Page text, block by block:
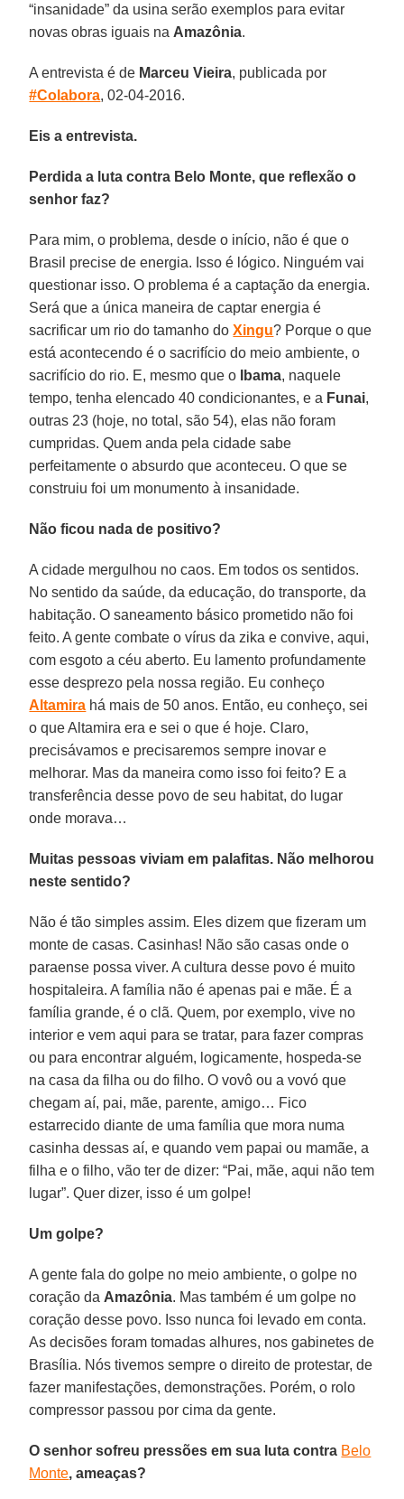
“insanidade” da usina serão exemplos para evitar
novas obras iguais na Amazônia.
A entrevista é de Marceu Vieira, publicada por
#Colabora, 02-04-2016.
Eis a entrevista.
Perdida a luta contra Belo Monte, que reflexão o
senhor faz?
Para mim, o problema, desde o início, não é que o
Brasil precise de energia. Isso é lógico. Ninguém vai
questionar isso. O problema é a captação da energia.
Será que a única maneira de captar energia é
sacrificar um rio do tamanho doXingu? Porque o que
está acontecendo é o sacrifício do meio ambiente, o
sacrifício do rio. E, mesmo que o
Ibama, naquele
tempo, tenha elencado 40 condicionantes, e a Funai,
outras 23 (hoje, no total, são 54), elas não foram
cumpridas. Quem anda pela cidade sabe
perfeitamente o absurdo que aconteceu. O que se
construiu foi um monumento à insanidade.
Não ficou nada de positivo?
A cidade mergulhou no caos. Em todos os sentidos.
No sentido da saúde, da educação, do transporte, da
habitação. O saneamento básico prometido não foi
feito. A gente combate o vírus da zika e convive, aqui,
com esgoto a céu aberto. Eu lamento profundamente
esse desprezo pela nossa região. Eu conheço
Altamira há mais de 50 anos. Então, eu conheço, sei
o que Altamira era e sei o que é hoje. Claro,
precisávamos e precisaremos sempre inovar e
melhorar. Mas da maneira como isso foi feito? E a
transferência desse povo de seu habitat, do lugar
onde morava…
Muitas pessoas viviam em palafitas. Não melhorou
neste sentido?
Não é tão simples assim. Eles dizem que fizeram um
monte de casas. Casinhas! Não são casas onde o
paraense possa viver. A cultura desse povo é muito
hospitaleira. A família não é apenas pai e mãe. É a
família grande, é o clã. Quem, por exemplo, vive no
interior e vem aqui para se tratar, para fazer compras
ou para encontrar alguém, logicamente, hospeda-se
na casa da filha ou do filho. O vovô ou a vovó que
chegam aí, pai, mãe, parente, amigo… Fico
estarrecido diante de uma família que mora numa
casinha dessas aí, e quando vem papai ou mamãe, a
filha e o filho, vão ter de dizer: “Pai, mãe, aqui não tem
lugar”. Quer dizer, isso é um golpe!
Um golpe?
A gente fala do golpe no meio ambiente, o golpe no
coração da Amazônia. Mas também é um golpe no
coração desse povo. Isso nunca foi levado em conta.
As decisões foram tomadas alhures, nos gabinetes de
Brasília. Nós tivemos sempre o direito de protestar, de
fazer manifestações, demonstrações. Porém, o rolo
compressor passou por cima da gente.
O senhor sofreu pressões em sua luta contra Belo
Monte, ameaças?